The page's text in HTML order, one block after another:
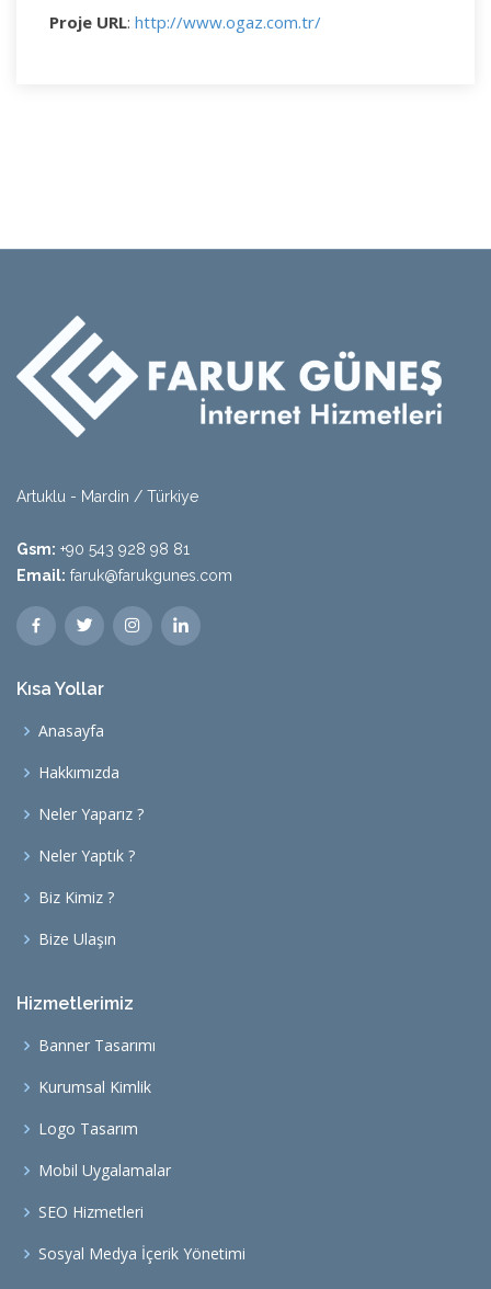
Proje URL: http://www.ogaz.com.tr/
Artuklu - Mardin / Türkiye
Gsm: +90 543 928 98 81
Email: faruk@farukgunes.com
Kısa Yollar
Anasayfa
Hakkımızda
Neler Yaparız ?
Neler Yaptık ?
Biz Kimiz ?
Bize Ulaşın
Hizmetlerimiz
Banner Tasarımı
Kurumsal Kimlik
Logo Tasarım
Mobil Uygalamalar
SEO Hizmetleri
Sosyal Medya İçerik Yönetimi